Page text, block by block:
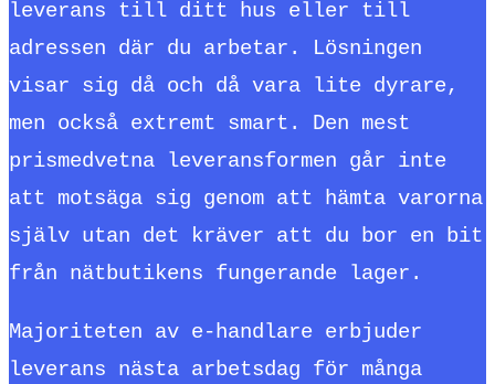
leverans till ditt hus eller till
adressen där du arbetar. Lösningen
visar sig då och då vara lite dyrare,
men också extremt smart. Den mest
prismedvetna leveransformen går inte
att motsäga sig genom att hämta varorna
själv utan det kräver att du bor en bit
från nätbutikens fungerande lager.
Majoriteten av e-handlare erbjuder
leverans nästa arbetsdag för många